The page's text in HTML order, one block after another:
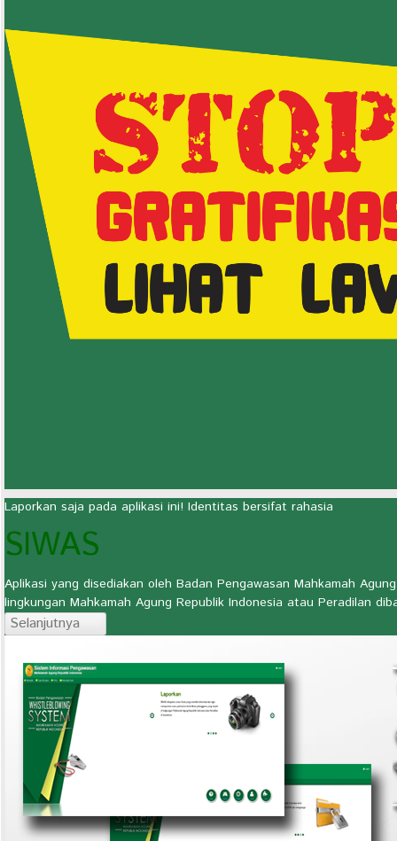
Laporkan saja pada aplikasi ini! Identitas bersifat rahasia
SIWAS
Aplikasi yang disediakan oleh Badan Pengawasan Mahkamah
lingkungan Mahkamah Agung Republik Indonesia atau Peradilan
Selanjutnya